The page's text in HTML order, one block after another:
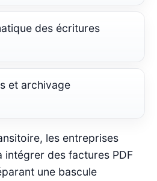
des écritures
et archivage
les entreprises
des factures PDF
une bascule